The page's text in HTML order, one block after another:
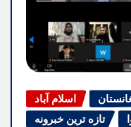
اسلام آباد
تازه ترین خبرونه